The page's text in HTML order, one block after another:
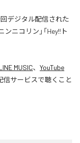
デジタル配信された
ンニコリン」「Hey!!ト
MUSIC、 YouTube
信サービスで聴くこと